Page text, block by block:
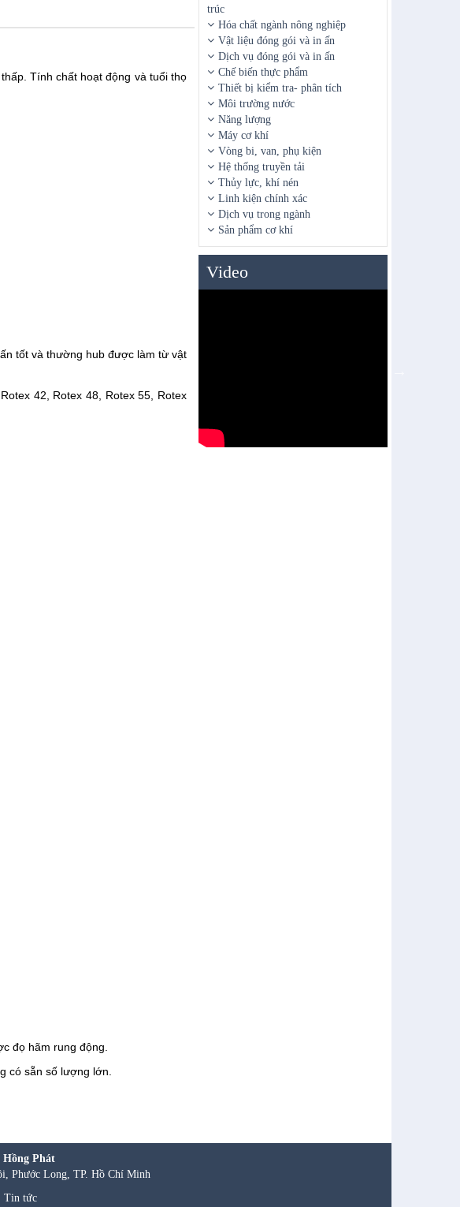
trúc
Hóa chất ngành nông nghiệp
Vật liệu đóng gói và in ấn
Dịch vụ đóng gói và in ấn
Chế biến thực phẩm
Thiết bị kiểm tra- phân tích
Môi trường nước
Năng lượng
Máy cơ khí
Vòng bi, van, phụ kiện
Hệ thống truyền tải
Thủy lực, khí nén
Linh kiện chính xác
Dịch vụ trong ngành
Sản phẩm cơ khí
Video
Tính chất hoạt động và tuổi thọ
tốt và thường hub được làm từ vật
42, Rotex 48, Rotex 55, Rotex
đọ hãm rung động.
có sẵn số lượng lớn.
Phát
Phước Long, TP. Hồ Chí Minh
Tin tức